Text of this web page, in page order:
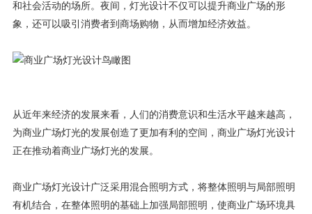
和社会活动的场所。夜间，灯光设计不仅可以提升商业广场的形
象，还可以吸引消费者到商场购物，从而增加经济效益。
从近年来经济的发展来看，人们的消费意识和生活水平越来越高，
为商业广场灯光的发展创造了更加有利的空间，商业广场灯光设计
正在推动着商业广场灯光的发展。
商业广场灯光设计广泛采用混合照明方式，将整体照明与局部照明
有机结合，在整体照明的基础上加强局部照明，使商业广场环境具